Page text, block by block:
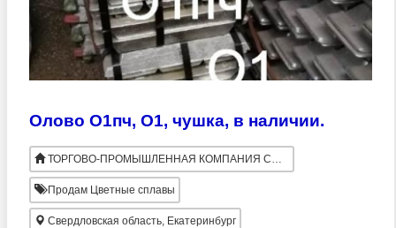
Олово О1пч, О1, чушка, в наличии.
ТОРГОВО-ПРОМЫШЛЕННАЯ КОМПАНИЯ СПЕЦМЕТАЛЛ
Продам Цветные сплавы
Свердловская область, Екатеринбург